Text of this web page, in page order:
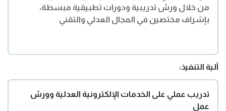
من خلال ورش تدريبية ودورات تطبيقية مبسطة،
بإشراف مختصين في المجال العدلي والتقني
آلية التنفيذ:
تدريب عملي على الخدمات الإلكترونية العدلية وورش
عمل